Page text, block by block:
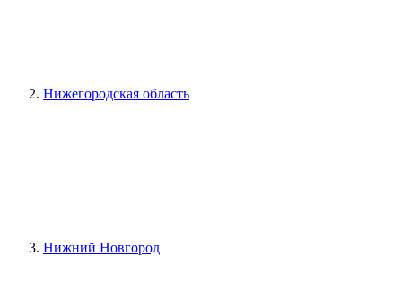
Нижегородская область
Нижний Новгород